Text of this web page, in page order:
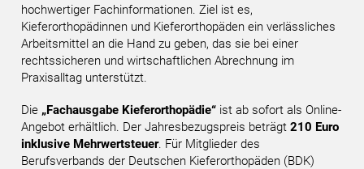
hochwertiger Fachinformationen. Ziel ist es,
Kieferorthopädinnen und Kieferorthopäden ein verlässliches
Arbeitsmittel an die Hand zu geben, das sie bei einer
rechtssicheren und wirtschaftlichen Abrechnung im
Praxisalltag unterstützt.
Die „Fachausgabe Kieferorthopädie“ ist ab sofort als Online-
Angebot erhältlich. Der Jahresbezugspreis beträgt210 Euro
inklusive Mehrwertsteuer. Für Mitglieder des
Berufsverbands der Deutschen Kieferorthopäden (BDK)